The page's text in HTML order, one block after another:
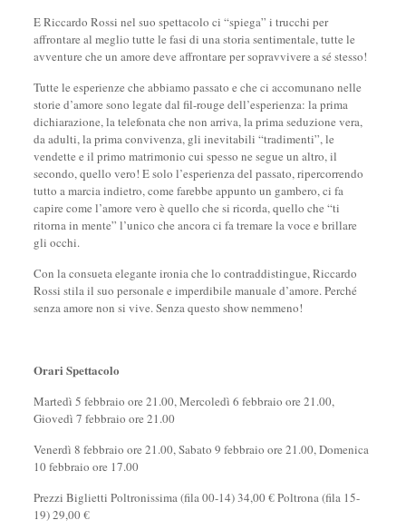
E Riccardo Rossi nel suo spettacolo ci “spiega” i trucchi per
affrontare al meglio tutte le fasi di una storia sentimentale, tutte le
avventure che un amore deve affrontare per sopravvivere a sé stesso!
Tutte le esperienze che abbiamo passato e che ci accomunano nelle
storie d’amore sono legate dal fil-rouge dell’esperienza: la prima
dichiarazione, la telefonata che non arriva, la prima seduzione vera,
da adulti, la prima convivenza, gli inevitabili “tradimenti”, le
vendette e il primo matrimonio cui spesso ne segue un altro, il
secondo, quello vero! E solo l’esperienza del passato, ripercorrendo
tutto a marcia indietro, come farebbe appunto un gambero, ci fa
capire come l’amore vero è quello che si ricorda, quello che “ti
ritorna in mente” l’unico che ancora ci fa tremare la voce e brillare
gli occhi.
Con la consueta elegante ironia che lo contraddistingue, Riccardo
Rossi stila il suo personale e imperdibile manuale d’amore. Perché
senza amore non si vive. Senza questo show nemmeno!
Orari Spettacolo
Martedì 5 febbraio ore 21.00, Mercoledì 6 febbraio ore 21.00,
Giovedì 7 febbraio ore 21.00
Venerdì 8 febbraio ore 21.00, Sabato 9 febbraio ore 21.00, Domenica
10 febbraio ore 17.00
Prezzi Biglietti Poltronissima (fila 00-14) 34,00 € Poltrona (fila 15-
19) 29,00 €